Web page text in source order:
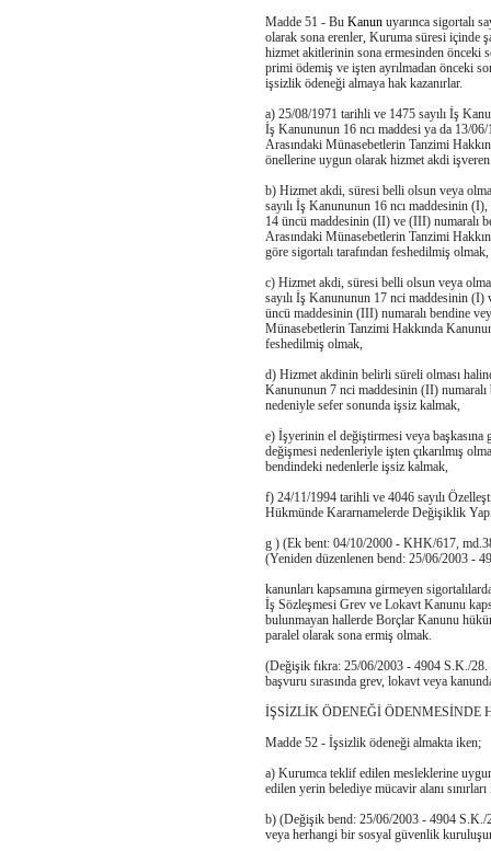
Madde 51 - Bu Kanun uyarınca sigortalı
olarak sona erenler, Kuruma süresi içinde
hizmet akitlerinin sona ermesinden önceki
primi ödemiş ve işten ayrılmadan önceki
işsizlik ödeneği almaya hak kazanırlar.
a) 25/08/1971 tarihli ve 1475 sayılı İş
İş Kanununun 16 ncı maddesi ya da 13/06/
Arasındaki Münasebetlerin Tanzimi
önellerine uygun olarak hizmet akdi
b) Hizmet akdi, süresi belli olsun veya
sayılı İş Kanununun 16 ncı maddesinin
14 üncü maddesinin (II) ve (III) numaralı
Arasındaki Münasebetlerin Tanzimi
göre sigortalı tarafından feshedilmiş olmak,
c) Hizmet akdi, süresi belli olsun veya
sayılı İş Kanununun 17 nci maddesinin
üncü maddesinin (III) numaralı bendine
Münasebetlerin Tanzimi Hakkında
feshedilmiş olmak,
d) Hizmet akdinin belirli süreli olması
Kanununun 7 nci maddesinin (II)
nedeniyle sefer sonunda işsiz kalmak,
e) İşyerinin el değiştirmesi veya başkasına
değişmesi nedenleriyle işten çıkarılmış
bendindeki nedenlerle işsiz kalmak,
f) 24/11/1994 tarihli ve 4046 sayılı
Hükmünde Kararnamelerde Değişiklik
g ) (Ek bent: 04/10/2000 - KHK/617,
(Yeniden düzenlenen bend: 25/06/2003 -
kanunları kapsamına girmeyen
İş Sözleşmesi Grev ve Lokavt Kanunu
bulunmayan hallerde Borçlar Kanunu
paralel olarak sona ermiş olmak.
(Değişik fıkra: 25/06/2003 - 4904 S.K./
başvuru sırasında grev, lokavt veya
İŞSİZLİK ÖDENEĞİ ÖDENMESİNDE
Madde 52 - İşsizlik ödeneği almakta iken;
a) Kurumca teklif edilen mesleklerine
edilen yerin belediye mücavir alanı
b) (Değişik bend: 25/06/2003 - 4904 S.K./
veya herhangi bir sosyal güvenlik